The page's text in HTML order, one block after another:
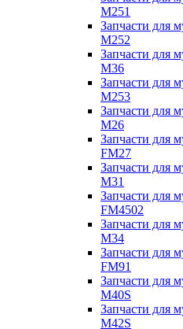
M251
Запчасти для
M252
Запчасти для
M36
Запчасти для
M253
Запчасти для
M26
Запчасти для
FM27
Запчасти для
M31
Запчасти для
FM4502
Запчасти для
M34
Запчасти для
FM91
Запчасти для
M40S
Запчасти для
M42S